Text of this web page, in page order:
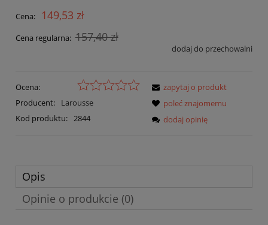
Cena: 149,53 zł
Cena regularna: 157,40 zł
dodaj do przechowalni
Ocena:
Producent:
Larousse
Kod produktu: 2844
zapytaj o produkt
poleć znajomemu
dodaj opinię
Opis
Opinie o produkcie (0)